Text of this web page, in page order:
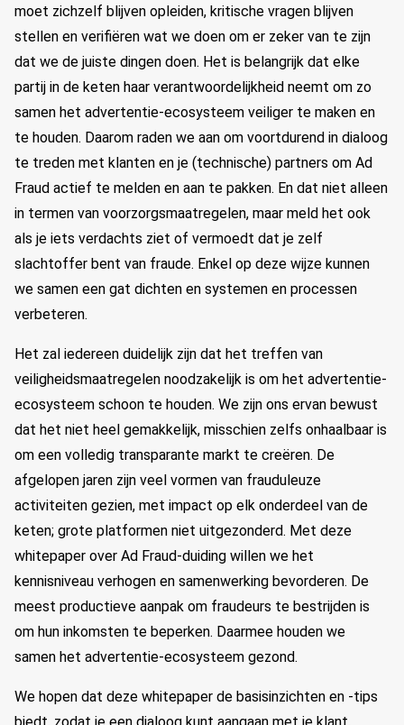
moet zichzelf blijven opleiden, kritische vragen blijven
stellen en verifiëren wat we doen om er zeker van te zijn
dat we de juiste dingen doen. Het is belangrijk dat elke
partij in de keten haar verantwoordelijkheid neemt om zo
samen het advertentie-ecosysteem veiliger te maken en
te houden. Daarom raden we aan om voortdurend in dialoog
te treden met klanten en je (technische) partners om Ad
Fraud actief te melden en aan te pakken. En dat niet alleen
in termen van voorzorgsmaatregelen, maar meld het ook
als je iets verdachts ziet of vermoedt dat je zelf
slachtoffer bent van fraude. Enkel op deze wijze kunnen
we samen een ​​gat dichten en systemen en processen
verbeteren.
Het zal iedereen duidelijk zijn dat het treffen van
veiligheidsmaatregelen noodzakelijk is om het advertentie-
ecosysteem schoon te houden. We zijn ons ervan bewust
dat het niet heel gemakkelijk, misschien zelfs onhaalbaar is
om een volledig transparante markt te creëren. De
afgelopen jaren zijn veel vormen van frauduleuze
activiteiten gezien, met impact op elk onderdeel van de
keten; grote platformen niet uitgezonderd. Met deze
whitepaper over Ad Fraud-duiding willen we het
kennisniveau verhogen en samenwerking bevorderen. De
meest productieve aanpak om fraudeurs te bestrijden is
om hun inkomsten te beperken. Daarmee houden we
samen het advertentie-ecosysteem gezond.
We hopen dat deze whitepaper de basisinzichten en -tips